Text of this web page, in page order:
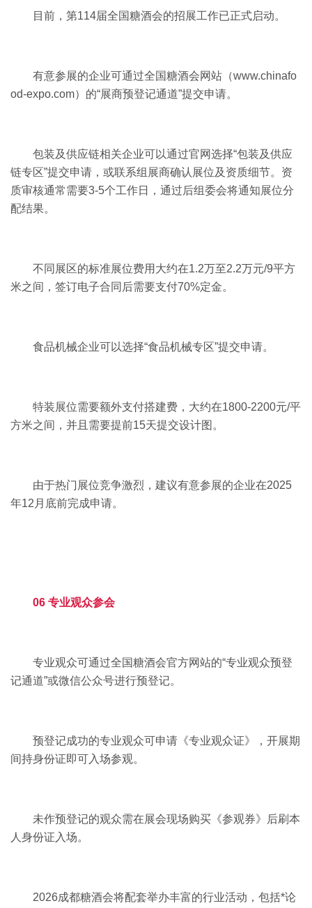
目前，第114届全国糖酒会的招展工作已正式启动。
有意参展的企业可通过全国糖酒会网站（www.chinafo
od-expo.com）的“展商预登记通道”提交申请。
包装及供应链相关企业可以通过官网选择“包装及供应
链专区”提交申请，或联系组展商确认展位及资质细节。资
质审核通常需要3-5个工作日，通过后组委会将通知展位分
配结果。
不同展区的标准展位费用大约在1.2万至2.2万元/9平方
米之间，签订电子合同后需要支付70%定金。
食品机械企业可以选择“食品机械专区”提交申请。
特装展位需要额外支付搭建费，大约在1800-2200元/平
方米之间，并且需要提前15天提交设计图。
由于热门展位竞争激烈，建议有意参展的企业在2025
年12月底前完成申请。
06 专业观众参会
专业观众可通过全国糖酒会官方网站的“专业观众预登
记通道”或微信公众号进行预登记。
预登记成功的专业观众可申请《专业观众证》，开展期
间持身份证即可入场参观。
未作预登记的观众需在展会现场购买《参观券》后刷本
人身份证入场。
2026成都糖酒会将配套举办丰富的行业活动，包括*论